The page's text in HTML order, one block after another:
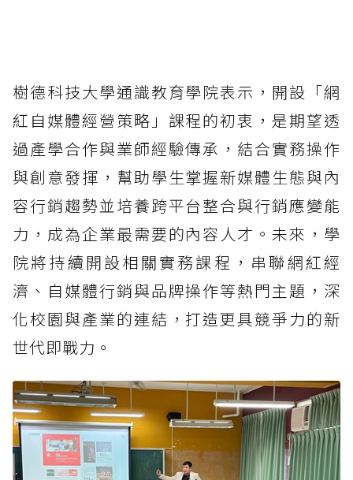
樹德科技大學通識教育學院表示，開設「網
紅自媒體經營策略」課程的初衷，是期望透
過產學合作與業師經驗傳承，結合實務操作
與創意發揮，幫助學生掌握新媒體生態與內
容行銷趨勢並培養跨平台整合與行銷應變能
力，成為企業最需要的內容人才。未來，學
院將持續開設相關實務課程，串聯網紅經
濟、自媒體行銷與品牌操作等熱門主題，深
化校園與產業的連結，打造更具競爭力的新
世代即戰力。